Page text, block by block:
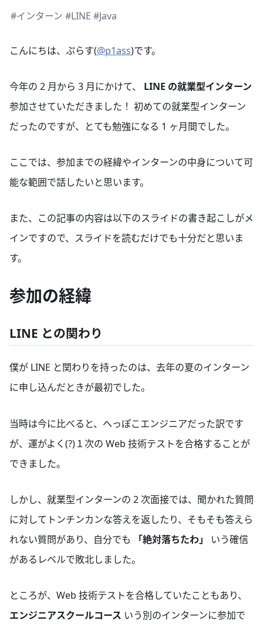
#インターン #LINE #Java
こんにちは、ぷらす(@p1ass)です。
今年の 2 月から 3 月にかけて、 LINE の就業型インターン
参加させていただきました！ 初めての就業型インターン
だったのですが、とても勉強になる 1 ヶ月間でした。
ここでは、参加までの経緯やインターンの中身について可
能な範囲で話したいと思います。
また、この記事の内容は以下のスライドの書き起こしがメ
インですので、スライドを読むだけでも十分だと思いま
す。
参加の経緯
LINE との関わり
僕が LINE と関わりを持ったのは、去年の夏のインターン
に申し込んだときが最初でした。
当時は今に比べると、へっぽこエンジニアだった訳です
が、運がよく(?)１次の Web 技術テストを合格することが
できました。
しかし、就業型インターンの 2 次面接では、聞かれた質問
に対してトンチンカンな答えを返したり、そもそも答えら
れない質問があり、自分でも
「絶対落ちたわ」
いう確信
があるレベルで敗北しました。
ところが、Web 技術テストを合格していたこともあり、
エンジニアスクールコース いう別のインターンに参加で